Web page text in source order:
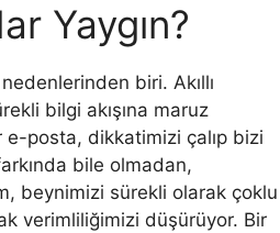
Yaygın?
biri. Akıllı
bilgi akışına maruz
posta, dikkatimizi çalıp bizi
bile olmadan,
beynimizi sürekli olarak çoklu
verimliliğimizi düşürüyor. Bir